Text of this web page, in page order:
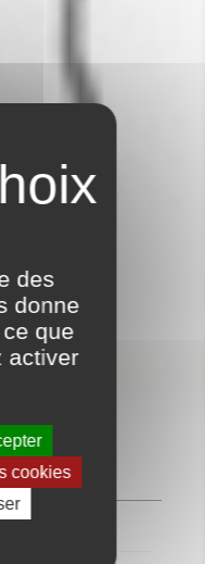
des
donne
que
activer
cookies